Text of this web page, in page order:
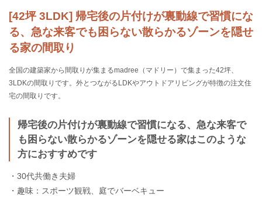
[42坪 3LDK] 帰宅後の片付けが裏動線で習慣にな
る、急な来客でも困らない散らかるゾーンを隠せ
る家の間取り
全国の建築家から間取りが集まるmadree（マドリー）で集まった42坪、
3LDKの間取りです。外とつながるLDKやアウトドアリビングが特徴の注文住
宅の間取りです。
帰宅後の片付けが裏動線で習慣になる、急な来客で
も困らない散らかるゾーンを隠せる家はこのような
方におすすめです
・30代共働き夫婦
・趣味：スポーツ観戦、庭でバーベキュー